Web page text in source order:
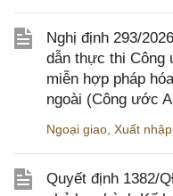
Nghị định 293/
dẫn thực thi Công
miễn hợp pháp
ngoài (Công ước
Ngoại giao Xuất
Quyết định 1382/